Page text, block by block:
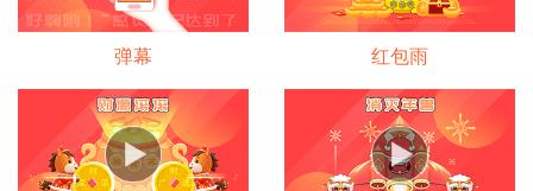
弹幕 红包雨